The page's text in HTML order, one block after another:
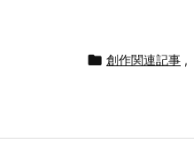
 創作関連記事 ,